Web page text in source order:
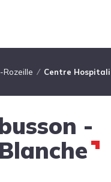
Rozeille Centre
-